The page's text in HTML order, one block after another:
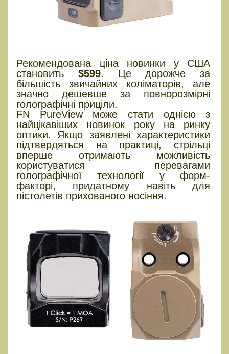
Рекомендована ціна новинки у США
становить $599. Це дорожче за
більшість звичайних коліматорів, але
значно дешевше за повнорозмірні
голографічні приціли.
FN PureView може стати однією з
найцікавіших новинок року на ринку
оптики. Якщо заявлені характеристики
підтвердяться на практиці, стрільці
вперше отримають можливість
користуватися перевагами
голографічної технології у форм-
факторі, придатному навіть для
пістолетів прихованого носіння.